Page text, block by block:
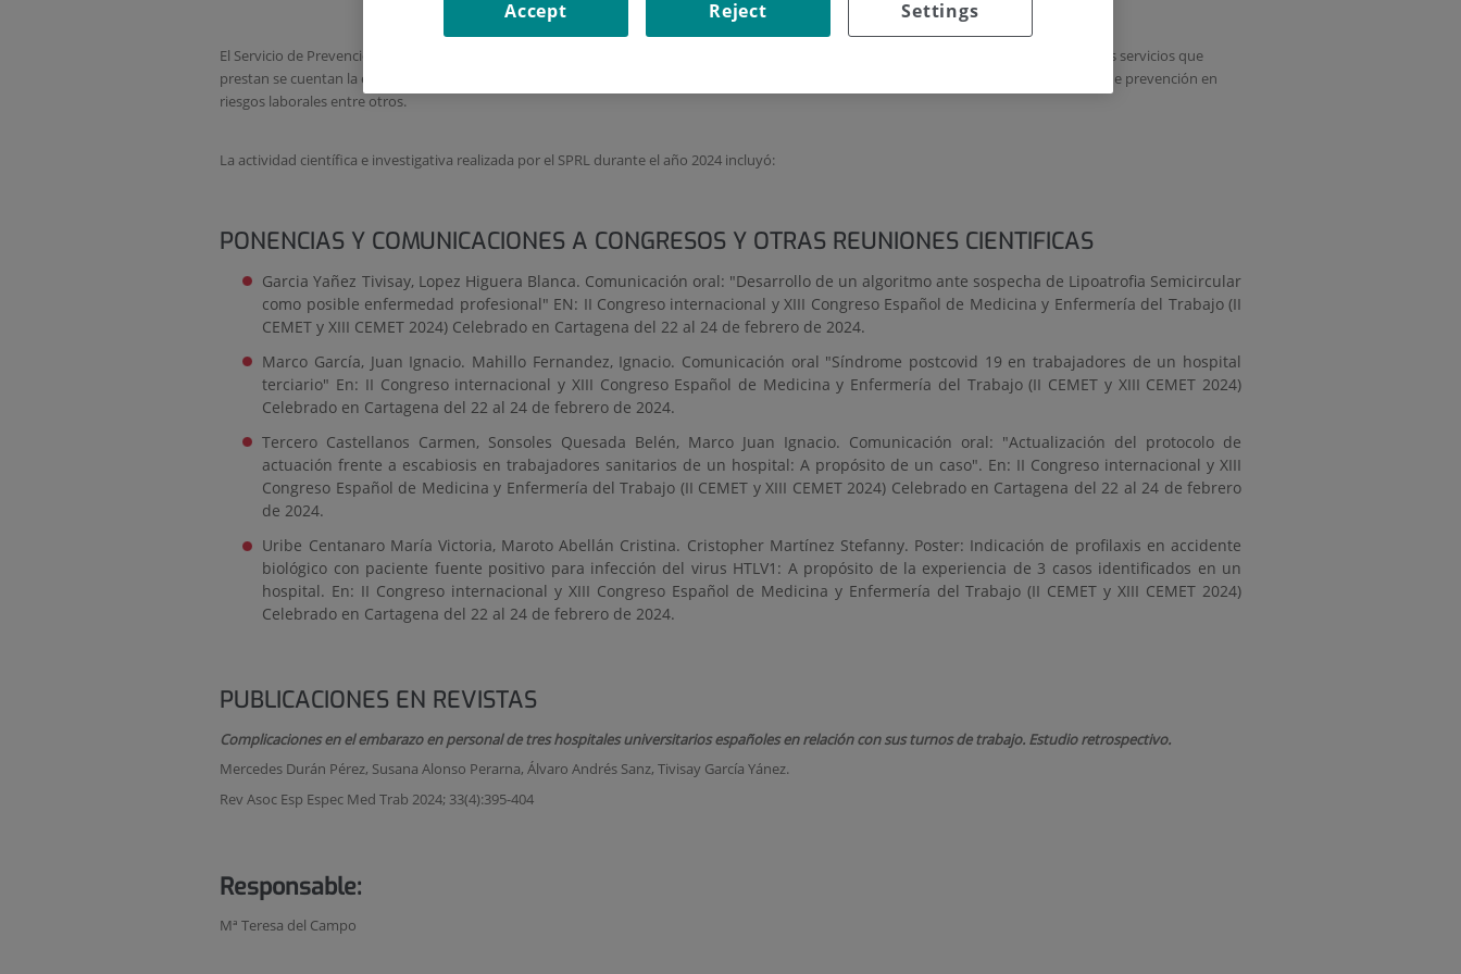
El Servicio de Prevención de Riesgos Laborales (SPRL) del HUFJD da cobertura a los trabajadores del IIS-FJD ubicados en el hospital. Entre los servicios que
prestan se cuentan la evaluación de riesgos de puestos y áreas de trabajo, la vigilancia de la salud, la promoción de la salud y la formación de prevención en
riesgos laborales entre otros.
La actividad científica e investigativa realizada por el SPRL durante el año 2024 incluyó:
PONENCIAS Y COMUNICACIONES A CONGRESOS Y OTRAS REUNIONES CIENTIFICAS
Garcia Yañez Tivisay, Lopez Higuera Blanca. Comunicación oral: "Desarrollo de un algoritmo ante sospecha de Lipoatrofia Semicircular
como posible enfermedad profesional" EN: II Congreso internacional y XIII Congreso Español de Medicina y Enfermería del Trabajo (II
CEMET y XIII CEMET 2024) Celebrado en Cartagena del 22 al 24 de febrero de 2024.
Marco García, Juan Ignacio. Mahillo Fernandez, Ignacio. Comunicación oral "Síndrome postcovid 19 en trabajadores de un hospital
terciario" En: II Congreso internacional y XIII Congreso Español de Medicina y Enfermería del Trabajo (II CEMET y XIII CEMET 2024)
Celebrado en Cartagena del 22 al 24 de febrero de 2024.
Tercero Castellanos Carmen, Sonsoles Quesada Belén, Marco Juan Ignacio. Comunicación oral: "Actualización del protocolo de
actuación frente a escabiosis en trabajadores sanitarios de un hospital: A propósito de un caso". En: II Congreso internacional y XIII
Congreso Español de Medicina y Enfermería del Trabajo (II CEMET y XIII CEMET 2024) Celebrado en Cartagena del 22 al 24 de febrero
de 2024.
Uribe Centanaro María Victoria, Maroto Abellán Cristina. Cristopher Martínez Stefanny. Poster: Indicación de profilaxis en accidente
biológico con paciente fuente positivo para infección del virus HTLV1: A propósito de la experiencia de 3 casos identificados en un
hospital. En: II Congreso internacional y XIII Congreso Español de Medicina y Enfermería del Trabajo (II CEMET y XIII CEMET 2024)
Celebrado en Cartagena del 22 al 24 de febrero de 2024.
PUBLICACIONES EN REVISTAS
Complicaciones en el embarazo en personal de tres hospitales universitarios españoles en relación con sus turnos de trabajo. Estudio retrospectivo.
Mercedes Durán Pérez, Susana Alonso Perarna, Álvaro Andrés Sanz, Tivisay García Yánez.
Rev Asoc Esp Espec Med Trab 2024; 33(4):395-404
Responsable:
Mª Teresa del Campo
Settings
Reject
Accept